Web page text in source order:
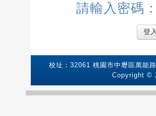
請輸入密碼
登
校址：32061 桃園市中壢區萬能
Copyright ©